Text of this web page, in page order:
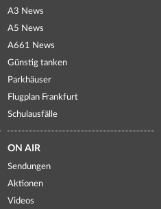
A3 News
A5 News
A661 News
Günstig tanken
Parkhäuser
Flugplan Frankfurt
Schulausfälle
ON AIR
Sendungen
Aktionen
Videos